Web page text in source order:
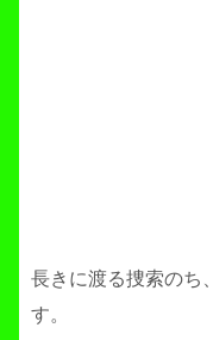
長きに渡る捜索のち、
す。